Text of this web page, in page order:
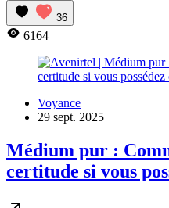
36
6164
Voyance
29 sept. 2025
Médium pur :
certitude si vous